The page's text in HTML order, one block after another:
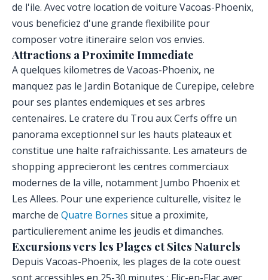
de l'ile. Avec votre location de voiture Vacoas-Phoenix,
vous beneficiez d'une grande flexibilite pour
composer votre itineraire selon vos envies.
Attractions a Proximite Immediate
A quelques kilometres de Vacoas-Phoenix, ne
manquez pas le Jardin Botanique de Curepipe, celebre
pour ses plantes endemiques et ses arbres
centenaires. Le cratere du Trou aux Cerfs offre un
panorama exceptionnel sur les hauts plateaux et
constitue une halte rafraichissante. Les amateurs de
shopping apprecieront les centres commerciaux
modernes de la ville, notamment Jumbo Phoenix et
Les Allees. Pour une experience culturelle, visitez le
marche de Quatre Bornes situe a proximite,
particulierement anime les jeudis et dimanches.
Excursions vers les Plages et Sites Naturels
Depuis Vacoas-Phoenix, les plages de la cote ouest